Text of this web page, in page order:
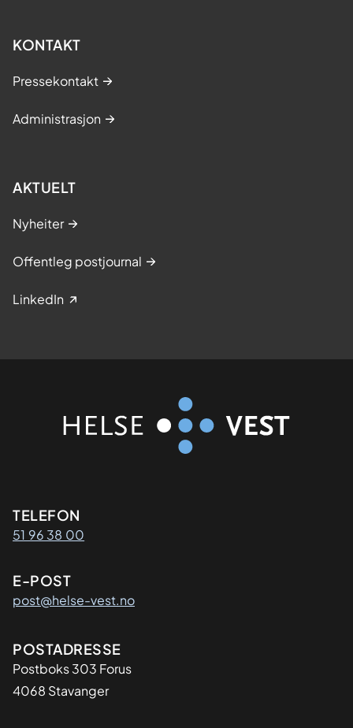
KONTAKT
Pressekontakt
Administrasjon
AKTUELT
Nyheiter
Offentleg postjournal
LinkedIn
Kontaktinformasjon
TELEFON
51 96 38 00
E-POST
post@helse-vest.no
Adresse
POSTADRESSE
Postboks 303 Forus
4068 Stavanger